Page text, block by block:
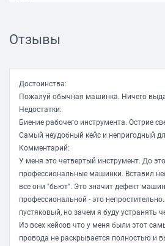
Отзывы
Достоинства:
Пожалуй обычная машинка. Ничего
Недостатки:
Биение рабочего инструмента. Острие
Самый неудобный кейс и непригодный
Комментарий:
У меня это четвертый инструмент. До
профессиональные машинки. Вставил
все они "бьют". Это значит дефект
профессиональной - это
пустяковый, но зачем я буду устранять
Из всех кейсов что у меня были этот
провода не раскрывается полностью и